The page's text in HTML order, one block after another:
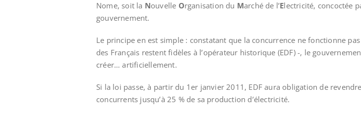
Nome, soit la Nouvelle Organisation du Marché de l’Electricité, concoctée
gouvernement.
Le principe en est simple : constatant que la concurrence ne fonctionne
des Français restent fidèles à l’opérateur historique (EDF) -, le
créer… artificiellement.
Si la loi passe, à partir du 1er janvier 2011, EDF aura obligation de
concurrents jusqu’à 25 % de sa production d’électricité.